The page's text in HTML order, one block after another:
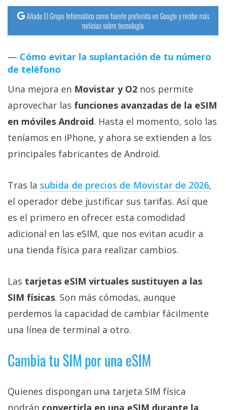
Ciberseguridad
Sistemas
operativos
Profesional
+
Más
temas
Sorteos
Foros
Contacto
nosotros
/
Publicidad
/
Cambiar
de
/
Añade El Grupo Informático como fuente preferida en Google y recibe más
noticias sobre tecnología
Cómo evitar la suplantación de tu número
de teléfono
Una mejora en Movistar y O2 nos permite
aprovechar las funciones avanzadas de la eSIM
en móviles Android. Hasta el momento, solo las
teníamos en iPhone, y ahora se extienden a los
principales fabricantes de Android.
Tras la subida de precios de Movistar de 2026,
el operador debe justificar sus tarifas. Así que
es el primero en ofrecer esta comodidad
adicional en las eSIM, que nos evitan acudir a
una tienda física para realizar cambios.
Las tarjetas eSIM virtuales sustituyen a las
SIM físicas. Son más cómodas, aunque
perdemos la capacidad de cambiar fácilmente
una línea de terminal a otro.
Cambia tu SIM por una eSIM
Quienes dispongan una tarjeta SIM física